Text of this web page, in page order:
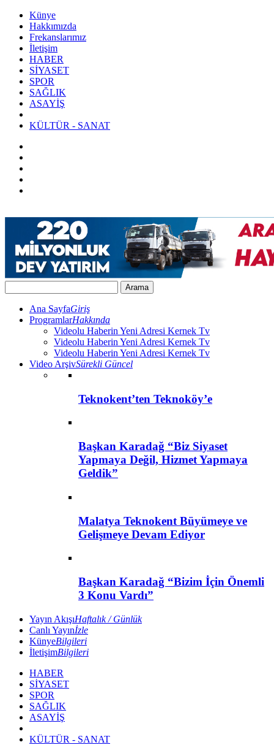
Künye
Hakkımızda
Frekanslarımız
İletişim
HABER
SİYASET
SPOR
SAĞLIK
ASAYİŞ
KÜLTÜR - SANAT
Ana SayfaGiriş
ProgramlarHakkında
Videolu Haberin Yeni Adresi Kernek Tv
Videolu Haberin Yeni Adresi Kernek Tv
Videolu Haberin Yeni Adresi Kernek Tv
Video ArşivSürekli Güncel
Teknokent’ten Teknoköy’e
Başkan Karadağ “Biz Siyaset
Yapmaya Değil, Hizmet Yapmaya
Geldik”
Malatya Teknokent Büyümeye ve
Gelişmeye Devam Ediyor
Başkan Karadağ “Bizim İçin Önemli
3 Konu Vardı”
Yayın AkışıHaftalık / Günlük
Canlı Yayınİzle
KünyeBilgileri
İletişimBilgileri
HABER
SİYASET
SPOR
SAĞLIK
ASAYİŞ
KÜLTÜR - SANAT